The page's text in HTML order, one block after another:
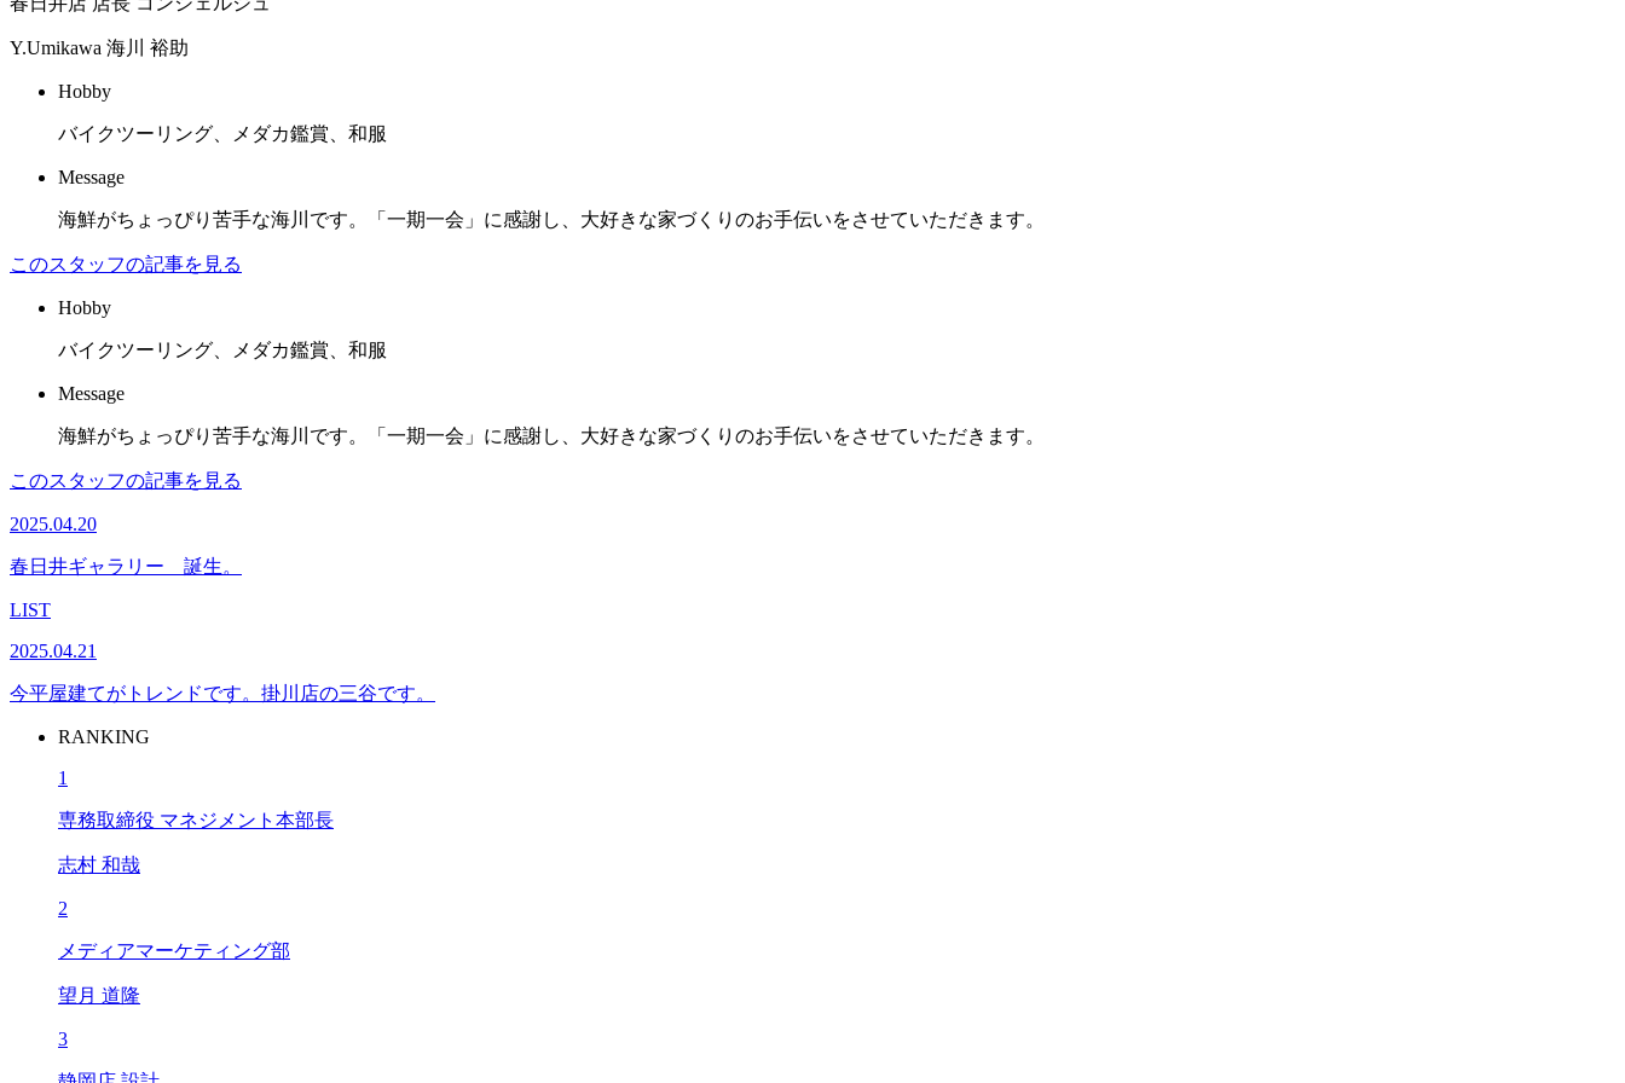
Y.Umikawa 海川 裕助
Hobby
バイクツーリング、メダカ鑑賞、和服
Message
海鮮がちょっぴり苦手な海川です。「一期一会」に感謝し、大好きな家づくりのお手伝いをさせていただきます。
このスタッフの記事を見る
Hobby
バイクツーリング、メダカ鑑賞、和服
Message
海鮮がちょっぴり苦手な海川です。「一期一会」に感謝し、大好きな家づくりのお手伝いをさせていただきます。
このスタッフの記事を見る
2025.04.20
春日井ギャラリー 誕生。
LIST
2025.04.21
今平屋建てがトレンドです。掛川店の三谷です。
RANKING
1
専務取締役 マネジメント本部長
志村 和哉
2
メディアマーケティング部
望月 道隆
3